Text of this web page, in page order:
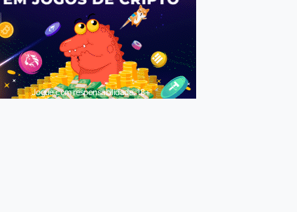
Jogue com responsabilidade. 18+